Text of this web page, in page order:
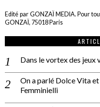
Edité par GONZAÏ MEDIA. Pour
GONZAÏ, 75018 Paris
Dans le vortex des jeux
On a parlé Dolce Vita
Femminielli